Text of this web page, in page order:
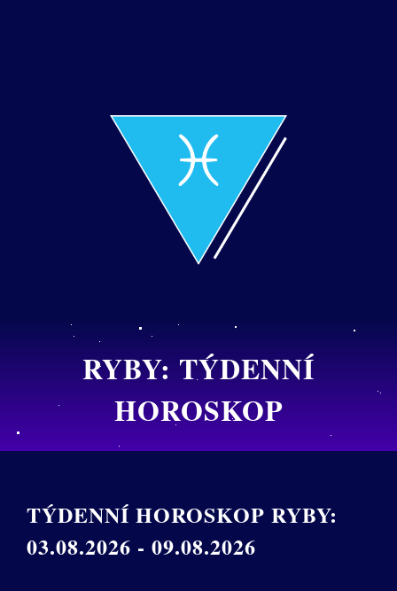
RYBY: TÝDENNÍ
HOROSKOP
TÝDENNÍ HOROSKOP RYBY:
03.08.2026 - 09.08.2026